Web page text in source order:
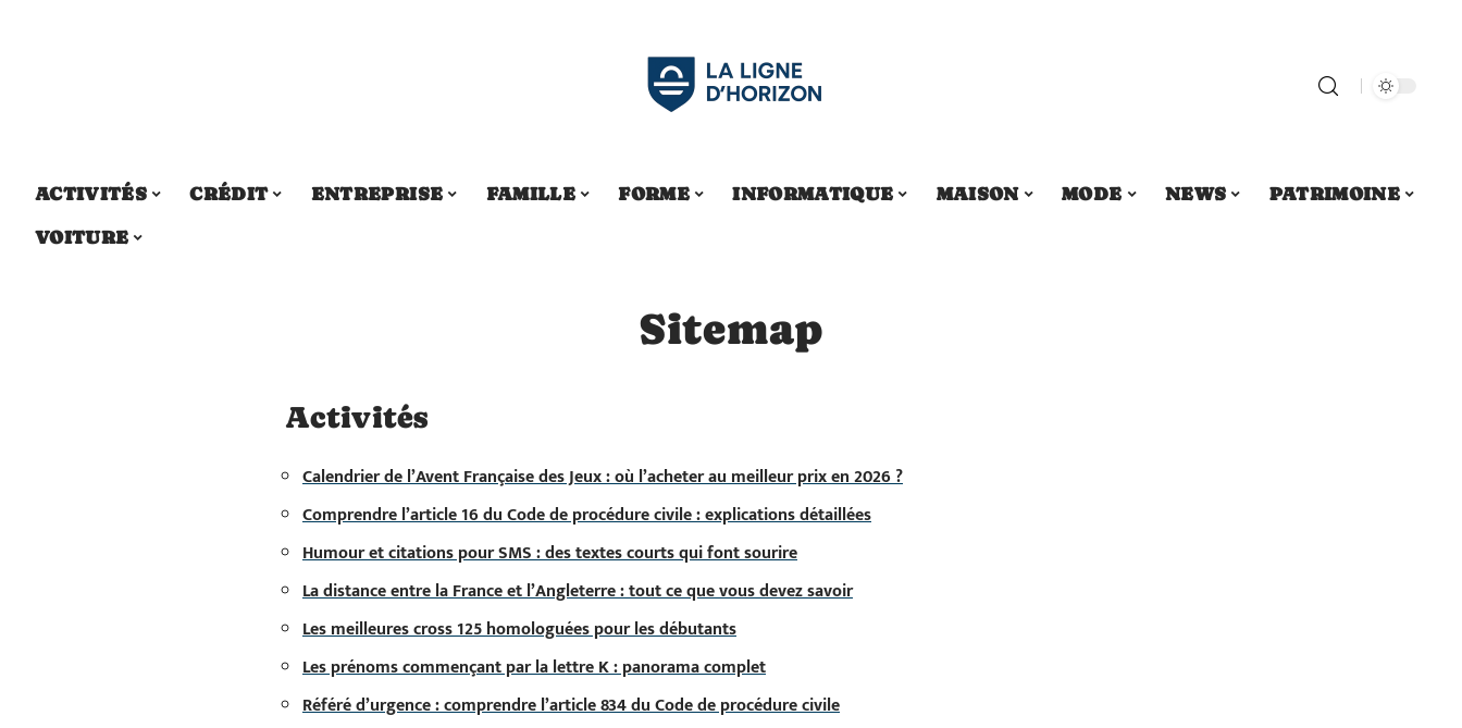
ACTIVITÉS CRÉDIT ENTREPRISE FAMILLE FORME INFORMATIQUE MAISON MODE NEWS
PATRIMOINE
VOITURE
Sitemap
Activités
Calendrier de l’Avent Française des Jeux : où l’acheter au meilleur prix en 2026 ?
Comprendre l’article 16 du Code de procédure civile : explications détaillées
Humour et citations pour SMS : des textes courts qui font sourire
La distance entre la France et l’Angleterre : tout ce que vous devez savoir
Les meilleures cross 125 homologuées pour les débutants
Les prénoms commençant par la lettre K : panorama complet
Référé d’urgence : comprendre l’article 834 du Code de procédure civile